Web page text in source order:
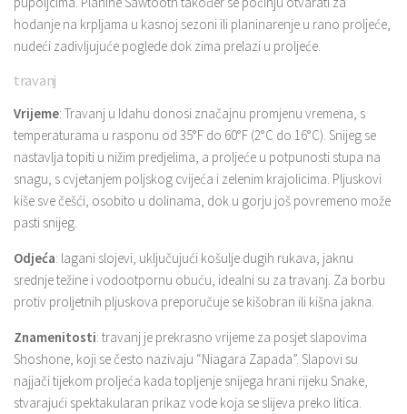
hodanje na krpljama u kasnoj sezoni ili planinarenje u rano proljeće,
nudeći zadivljujuće poglede dok zima prelazi u proljeće.
travanj
Vrijeme: Travanj u Idahu donosi značajnu promjenu vremena, s
temperaturama u rasponu od 35°F do 60°F (2°C do 16°C). Snijeg se
nastavlja topiti u nižim predjelima, a proljeće u potpunosti stupa na
snagu, s cvjetanjem poljskog cvijeća i zelenim krajolicima. Pljuskovi
kiše sve češći, osobito u dolinama, dok u gorju još povremeno može
pasti snijeg.
Odjeća: lagani slojevi, uključujući košulje dugih rukava, jaknu
srednje težine i vodootpornu obuću, idealni su za travanj. Za borbu
protiv proljetnih pljuskova preporučuje se kišobran ili kišna jakna.
Znamenitosti: travanj je prekrasno vrijeme za posjet slapovima
Shoshone, koji se često nazivaju “Niagara Zapada”. Slapovi su
najjači tijekom proljeća kada topljenje snijega hrani rijeku Snake,
stvarajući spektakularan prikaz vode koja se slijeva preko litica.